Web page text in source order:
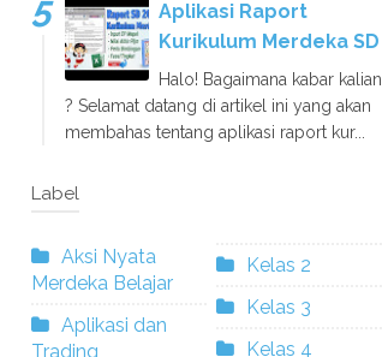
Aplikasi Raport
Kurikulum Merdeka SD
Halo! Bagaimana kabar kalian
? Selamat datang di artikel ini yang akan
membahas tentang aplikasi raport kur...
Label
Aksi Nyata
Merdeka Belajar
Aplikasi dan
Trading
Kelas 2
Kelas 3
Kelas 4